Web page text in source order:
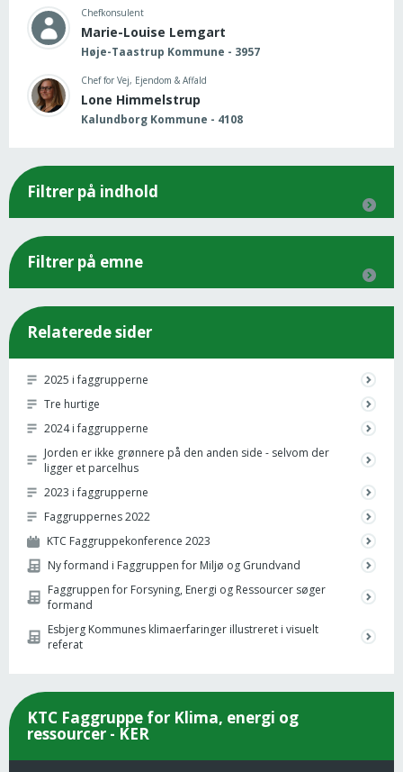
Chefkonsulent
Marie-Louise Lemgart
Høje-Taastrup Kommune - 3957
Chef for Vej, Ejendom & Affald
Lone Himmelstrup
Kalundborg Kommune - 4108
Filtrer på indhold
Filtrer på emne
Relaterede sider
2025 i faggrupperne
Tre hurtige
2024 i faggrupperne
Jorden er ikke grønnere på den anden side - selvom der
ligger et parcelhus
2023 i faggrupperne
Faggruppernes 2022
KTC Faggruppekonference 2023
Ny formand i Faggruppen for Miljø og Grundvand
Faggruppen for Forsyning, Energi og Ressourcer søger
formand
Esbjerg Kommunes klimaerfaringer illustreret i visuelt
referat
KTC Faggruppe for Klima, energi og
ressourcer - KER